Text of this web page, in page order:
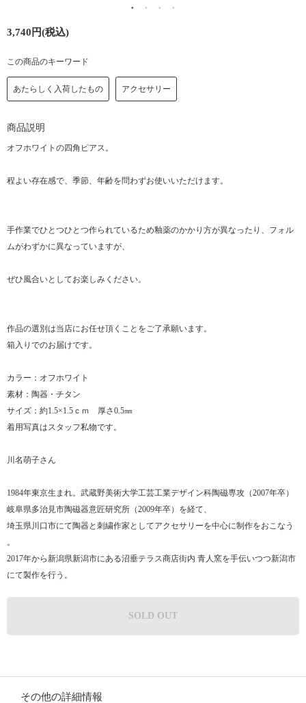
3,740円(税込)
この商品のキーワード
あたらしく入荷したもの アクセサリー
商品説明
オフホワイトの四角ピアス。
程よい存在感で、季節、年齢を問わずお使いいただけます。
手作業でひとつひとつ作られているため釉薬のかかり方が異なったり、フォル
ムがわずかに異なっていますが、
ぜひ風合いとしてお楽しみください。
作品の選別は当店にお任せ頂くことをご了承願います。
箱入りでのお届けです。
カラー：オフホワイト
素材：陶器・チタン
サイズ：約1.5×1.5ｃｍ 厚さ0.5㎜
着用写真はスタッフ私物です。
川名萌子さん
1984年東京生まれ。武蔵野美術大学工芸工業デザイン科陶磁専攻（2007年卒）
岐阜県多治見市陶磁器意匠研究所（2009年卒）を経て、
埼玉県川口市にて陶器と刺繍作家としてアクセサリーを中心に制作をおこなう​
。
2017年から新潟県新潟市にある沼垂テラス商店街内 青人窯を手伝いつつ新潟市
にて製作を行う。
SOLD OUT
その他の詳細情報